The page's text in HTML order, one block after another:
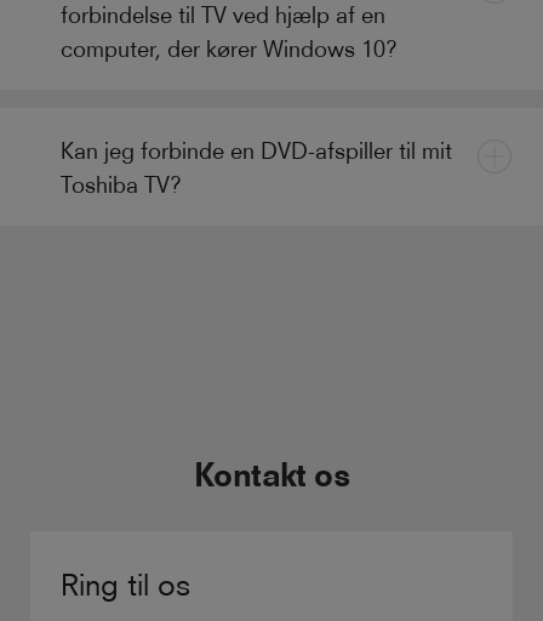
forbindelse til TV ved hjælp af en
computer, der kører Windows 10?
Kan jeg forbinde en DVD-afspiller til mit
Toshiba TV?
Kontakt os
Ring til os